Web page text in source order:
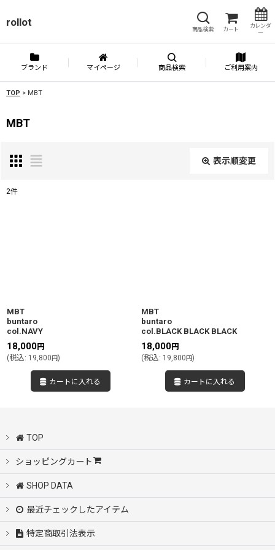
rollot
商品検索 カート
カレンダ
ー
ブランド マイページ 商品検索 ご利用案内
TOP > MBT
MBT
表示順変更
2件
MBT
buntaro
col.NAVY
18,000円
(税込: 19,800円)
カートに入れる
MBT
buntaro
col.BLACK BLACK BLACK
18,000円
(税込: 19,800円)
カートに入れる
TOP
ショッピングカート
SHOP DATA
最近チェックしたアイテム
特定商取引法表示